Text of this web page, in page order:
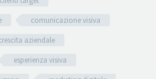
comunicazione visiva
aziendale
esperienza visiva